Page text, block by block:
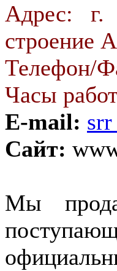
Адрес:
строение
Телефон/
Часы
E-mail:
Сайт:
Мы